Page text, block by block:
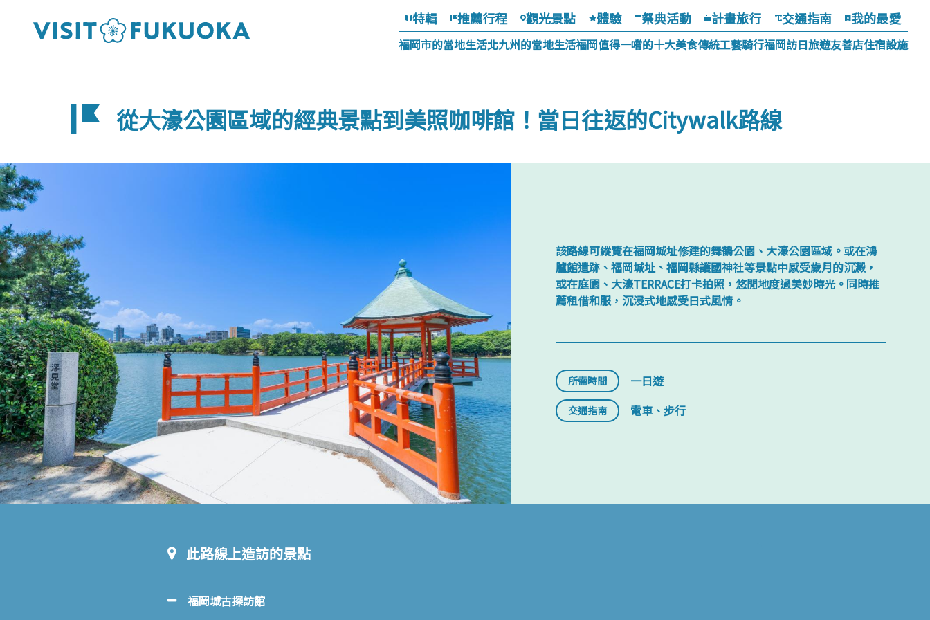
特輯 推薦行程 觀光景點 體驗 祭典活動 計畫旅行 交通指南 我的最愛
福岡市的當地生活北九州的當地生活福岡值得一嚐的十大美食傳統工藝騎行福岡訪日旅遊友善店住宿設施
從大濠公園區域的經典景點到美照咖啡館！當日往返的Citywalk路線
該路線可縱覽在福岡城址修建的舞鶴公園、大濠公園區域。或在鴻
臚館遺跡、福岡城址、福岡縣護國神社等景點中感受歲月的沉澱，
或在庭園、大濠TERRACE打卡拍照，悠閒地度過美妙時光。同時推
薦租借和服，沉浸式地感受日式風情。
所需時間 一日遊
交通指南 電車、步行
此路線上造訪的景點
福岡城古探訪館